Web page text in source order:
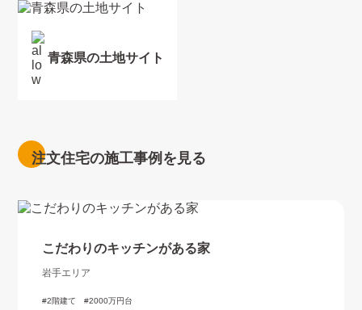
青森県の土地サイト
注文住宅の施工事例を見る
こだわりのキッチンがある家
岩手エリア
2階建て 2000万円台